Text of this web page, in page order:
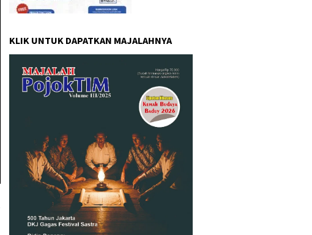
KLIK UNTUK DAPATKAN MAJALAHNYA